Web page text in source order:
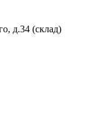
д.34 (склад)